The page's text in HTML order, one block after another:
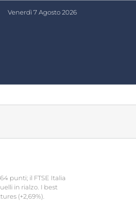
Venerdì 7 Agosto 2026
punti; il FTSE Italia
in rialzo. I best
(+2,69%).